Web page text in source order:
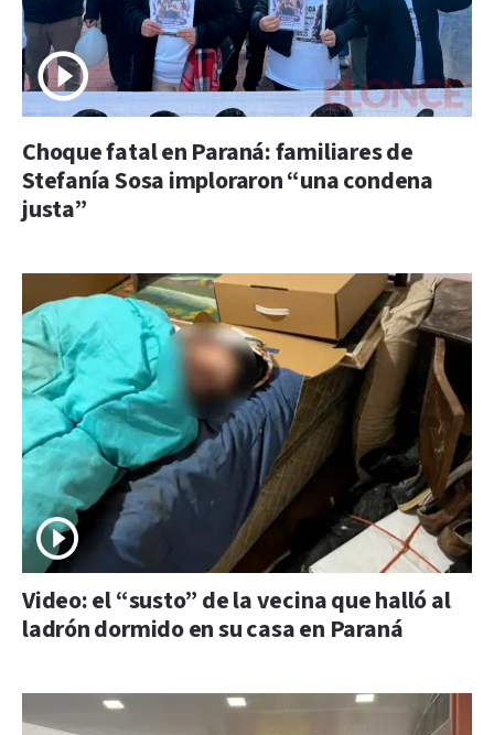
Choque fatal en Paraná: familiares de
Stefanía Sosa imploraron “una condena
justa”
Video: el “susto” de la vecina que halló al
ladrón dormido en su casa en Paraná